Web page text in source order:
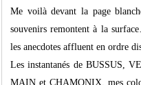
Me voilà devant la page
souvenirs remontent à la
les anecdotes affluent en ordre
Les instantanés de BUSSUS,
MAIN et CHAMONIX, mes